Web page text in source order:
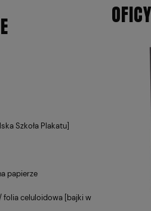
Szkoła Plakatu]
papierze
folia celuloidowa [bajki w